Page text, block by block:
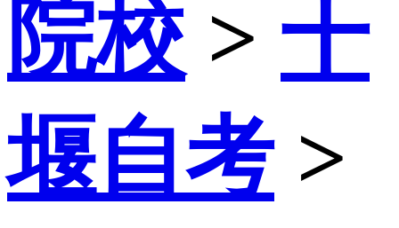
院校 > 十
堰自考>